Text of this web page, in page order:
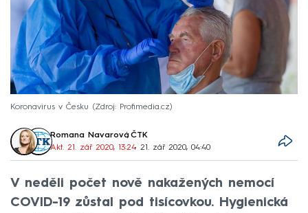
Koronavirus v Česku Zdroj: Profimedia.cz
Romana Navarová, ČTK
Akt. 21. zář 2020, 13:24• 21. zář 2020, 04:40
V neděli počet nově nakažených nemocí
COVID-19 zůstal pod tisícovkou. Hygienická